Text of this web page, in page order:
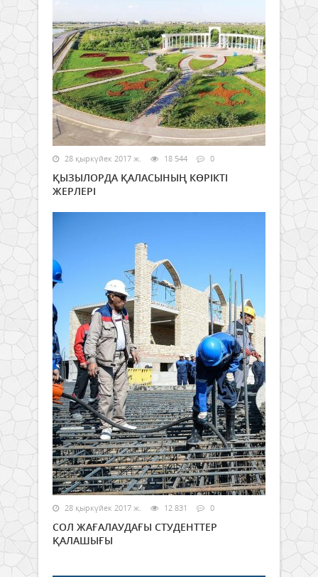
28 қыркүйек 2017 ж. 18 544 0
ҚЫЗЫЛОРДА ҚАЛАСЫНЫҢ КӨРІКТІ
ЖЕРЛЕРІ
28 қыркүйек 2017 ж. 12 831 0
СОЛ ЖАҒАЛАУДАҒЫ СТУДЕНТТЕР
ҚАЛАШЫҒЫ